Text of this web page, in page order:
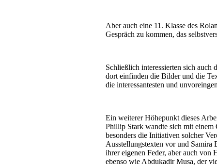
Aber auch eine 11. Klasse des
Gespräch zu kommen, das
Schließlich interessierten sich auch
dort einfinden die Bilder und die
die interessantesten und
Ein weiterer Höhepunkt dieses
Phillip Stark wandte sich mit einem
besonders die Initiativen solcher
Ausstellungstexten vor und Samira
ihrer eigenen Feder, aber auch von
ebenso wie Abdukadir Musa, der